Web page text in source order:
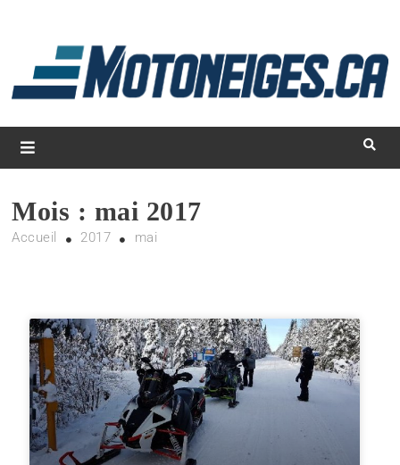
Magazine Motoneiges.ca
Mois : mai 2017
Accueil 2017 mai